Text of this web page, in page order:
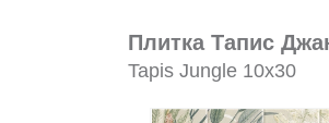
Плитка Тапис
Tapis Jungle 10х30